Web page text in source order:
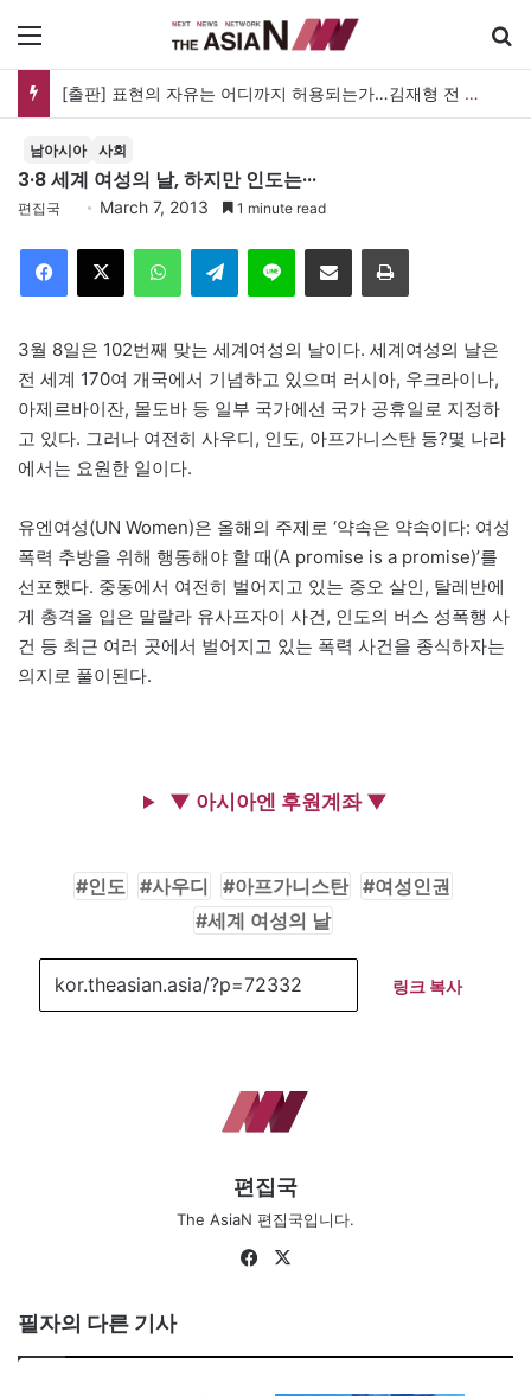
[출판] 표현의 자유는 어디까지 허용되는가…김재형 전 대법관 ‘언론과 인격권’
남아시아 사회
3·8 세계 여성의 날, 하지만 인도는···
편집국 March 7, 2013 1 minute read
Telegram 이메일
3월 8일은 102번째 맞는 세계여성의 날이다. 세계여성의 날은
전 세계 170여 개국에서 기념하고 있으며 러시아, 우크라이나,
아제르바이잔, 몰도바 등 일부 국가에선 국가 공휴일로 지정하
고 있다. 그러나 여전히 사우디, 인도, 아프가니스탄 등?몇 나라
에서는 요원한 일이다.
유엔여성(UN Women)은 올해의 주제로 ‘약속은 약속이다: 여성
폭력 추방을 위해 행동해야 할 때(A promise is a promise)’를
선포했다. 중동에서 여전히 벌어지고 있는 증오 살인, 탈레반에
게 총격을 입은 말랄라 유사프자이 사건, 인도의 버스 성폭행 사
건 등 최근 여러 곳에서 벌어지고 있는 폭력 사건을 종식하자는
의지로 풀이된다.
▼ 아시아엔 후원계좌 ▼
인도 사우디 아프가니스탄
여성인권
세계 여성의 날
링크 복사
편집국
The AsiaN 편집국입니다.
Fa
필자의 다른 기사